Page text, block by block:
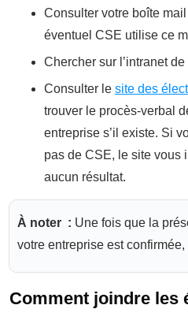
Consulter votre boîte
éventuel CSE utilise ce
Chercher sur l’intranet
Consulter le site des
trouver le procès-verbal
entreprise s’il existe. Si
pas de CSE, le site vous
aucun résultat.
À noter : Une fois que la
votre entreprise est
Comment joindre les